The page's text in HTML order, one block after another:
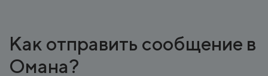
Как отправить сообщение в
Омана?